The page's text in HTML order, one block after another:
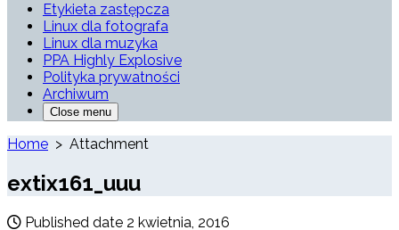
Etykieta zastępcza
Linux dla fotografa
Linux dla muzyka
PPA Highly Explosive
Polityka prywatności
Archiwum
Close menu
Home > Attachment
extix161_uuu
Published date 2 kwietnia, 2016